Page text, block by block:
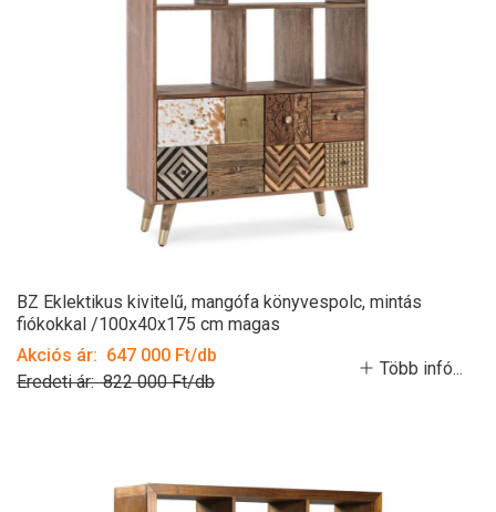
BZ Eklektikus kivitelű, mangófa könyvespolc, mintás
fiókokkal /100x40x175 cm magas
Akciós ár: 647 000 Ft/db
Eredeti ár: 822 000 Ft/db
Több infó...